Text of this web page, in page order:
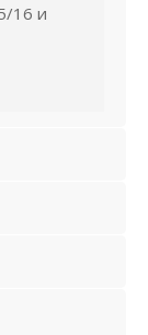
16 и